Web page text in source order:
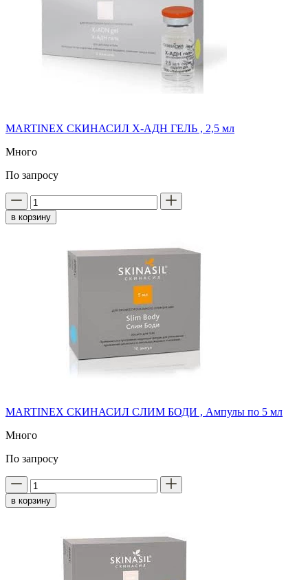
MARTINEX СКИНАСИЛ X-AДН ГЕЛЬ , 2,5 мл
Много
По запросу
в корзину
MARTINEX СКИНАСИЛ СЛИМ БОДИ , Ампулы по 5 мл
Много
По запросу
в корзину